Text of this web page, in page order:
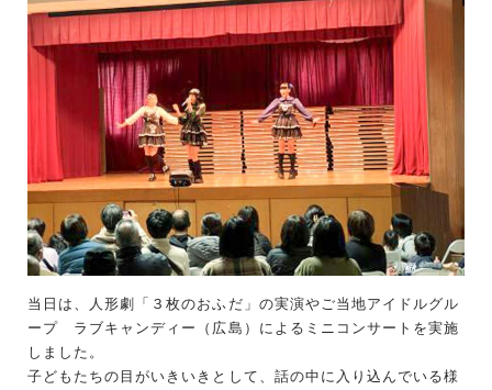
当日は、人形劇「３枚のおふだ」の実演やご当地アイドルグル
ープ ラブキャンディー（広島）によるミニコンサートを実施
しました。
子どもたちの目がいきいきとして、話の中に入り込んでいる様